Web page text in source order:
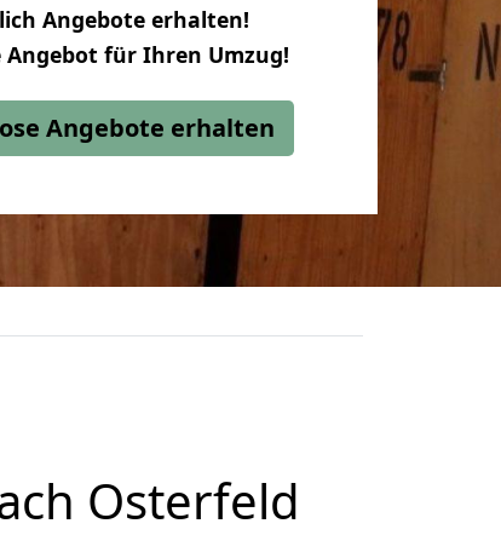
Angebote erhalten!
Angebot für Ihren Umzug!
Angebote erhalten
Osterfeld